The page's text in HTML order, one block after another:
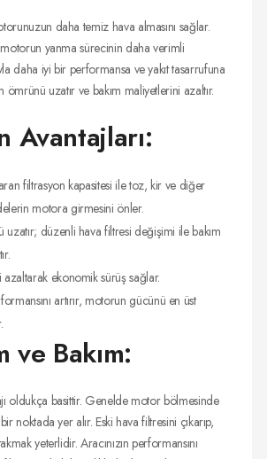
daha temiz hava almasını sağlar.
yanma sürecinin daha verimli
daha iyi bir performansa ve yakıt tasarrufuna
ömrünü uzatır ve bakım maliyetlerini azaltır.
Avantajları:
filtrasyon kapasitesi ile toz, kir ve diğer
motora girmesini önler.
düzenli hava filtresi değişimi ile bakım
azaltarak ekonomik sürüş sağlar.
artırır, motorun gücünü en üst
ve Bakım:
oldukça basittir. Genelde motor bölmesinde
noktada yer alır. Eski hava filtresini çıkarıp,
yeterlidir. Aracınızın performansını